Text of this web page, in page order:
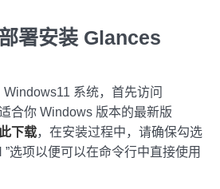
署安装 Glances
系统，首先访问
合你 Windows 版本的最新版
下载，在安装过程中，请确保勾选
”选项以便可以在命令行中直接使用